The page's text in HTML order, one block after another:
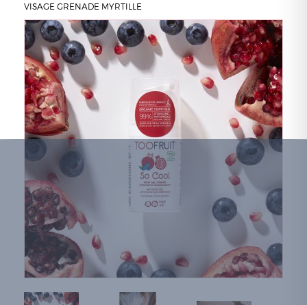
VISAGE GRENADE MYRTILLE